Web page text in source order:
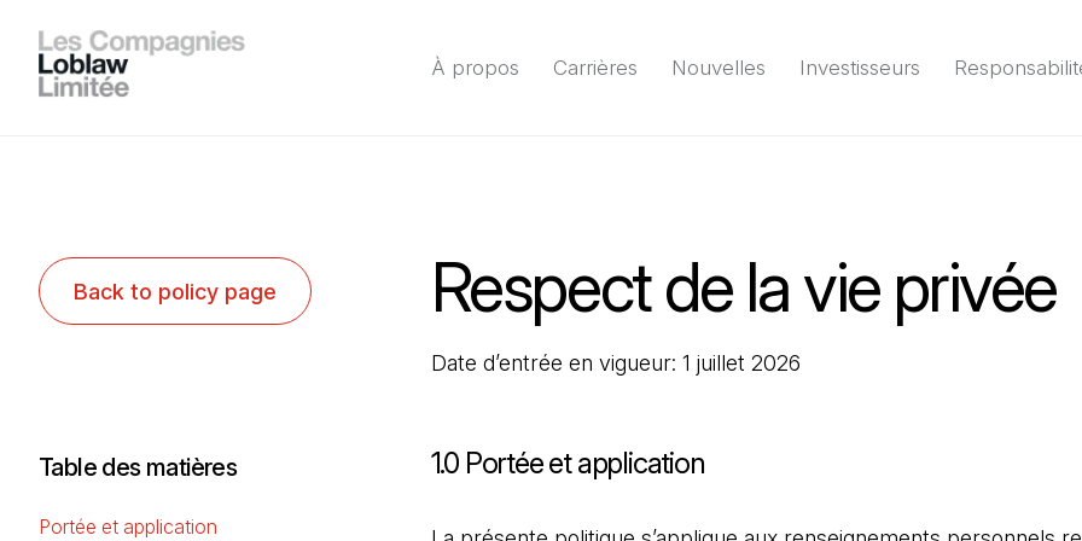
À propos Carrières Nouvelles Investisseurs
Back to policy page
Table des matières
Portée et application
Respect de la vie privée
Date d’entrée en vigueur: 1 juillet 2026
1.0 Portée et application